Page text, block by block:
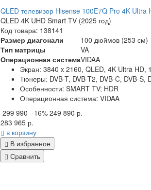
QLED телевизор Hisense 100E7Q Pro 4K Ultra
QLED 4K UHD Smart TV (2025 год)
Код товара: 138141
Размер диагонали
100 дюймов (253 см)
Тип матрицы
VA
Операционная системаVIDAA
Экран: 3840 x 2160, QLED, 4K Ultra HD,
Тюнеры: DVB-T, DVB-T2, DVB-C, DVB-S,
Особенности: SMART TV; HDR
Операционная система: VIDAA
299 990 -16% 249 890 р.
283 965 р.
в корзину
В избранное
Сравнить